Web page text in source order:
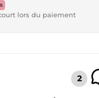
lors du paiement